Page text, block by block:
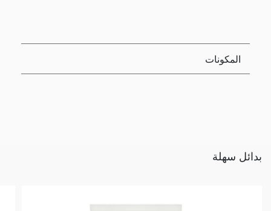
المكونات
بدائل سهلة